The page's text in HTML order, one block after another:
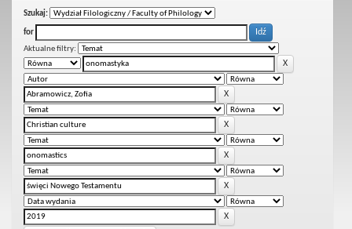
Szukaj:
for
Aktualne filtry: